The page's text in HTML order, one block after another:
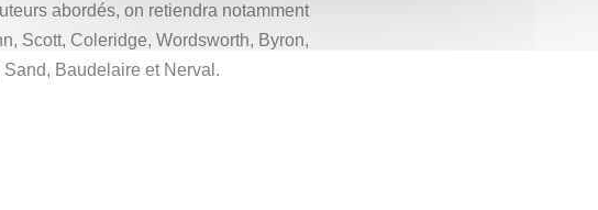
abordés, on retiendra notamment
Scott, Coleridge, Wordsworth, Byron,
Baudelaire et Nerval.